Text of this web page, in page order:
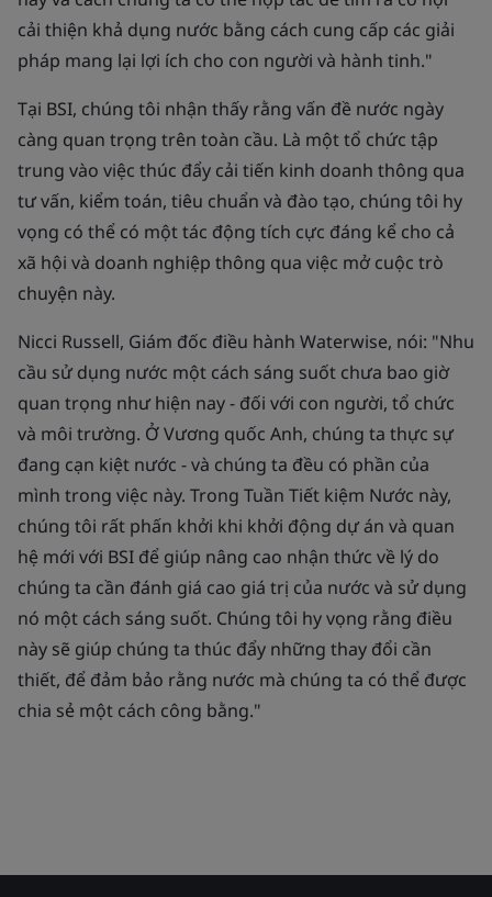
cải thiện khả dụng nước bằng cách cung cấp các giải
pháp mang lại lợi ích cho con người và hành tinh."
Tại BSI, chúng tôi nhận thấy rằng vấn đề nước ngày
càng quan trọng trên toàn cầu. Là một tổ chức tập
trung vào việc thúc đẩy cải tiến kinh doanh thông qua
tư vấn, kiểm toán, tiêu chuẩn và đào tạo, chúng tôi hy
vọng có thể có một tác động tích cực đáng kể cho cả
xã hội và doanh nghiệp thông qua việc mở cuộc trò
chuyện này.
Nicci Russell, Giám đốc điều hành Waterwise, nói: "Nhu
cầu sử dụng nước một cách sáng suốt chưa bao giờ
quan trọng như hiện nay - đối với con người, tổ chức
và môi trường. Ở Vương quốc Anh, chúng ta thực sự
đang cạn kiệt nước - và chúng ta đều có phần của
mình trong việc này. Trong Tuần Tiết kiệm Nước này,
chúng tôi rất phấn khởi khi khởi động dự án và quan
hệ mới với BSI để giúp nâng cao nhận thức về lý do
chúng ta cần đánh giá cao giá trị của nước và sử dụng
nó một cách sáng suốt. Chúng tôi hy vọng rằng điều
này sẽ giúp chúng ta thúc đẩy những thay đổi cần
thiết, để đảm bảo rằng nước mà chúng ta có thể được
chia sẻ một cách công bằng."